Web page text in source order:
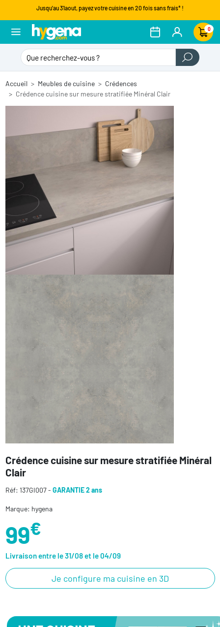
Jusqu'au 31aout, payez votre cuisine en 20 fois sans frais* !
0
Accueil Meubles de cuisine
Crédences
Crédence cuisine sur mesure stratifiée Minéral Clair
Crédence cuisine sur mesure stratifiée Minéral
Clair
Réf: 137GI007 - GARANTIE 2 ans
Marque: hygena
99€
Livraison entre le 31/08 et le 04/09
Je configure ma cuisine en 3D